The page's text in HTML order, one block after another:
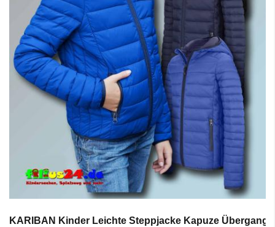
KARIBAN Kinder Leichte Steppjacke Kapuze